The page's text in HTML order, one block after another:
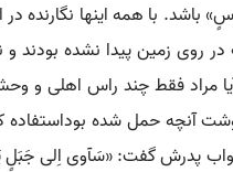
با همه اینها نگارنده
زمین پیدا نشده بودند و
آیا مراد فقط چند راس
آنچه حمل شده بوداستفاده
پدرش گفت: «سَآوی اِلی